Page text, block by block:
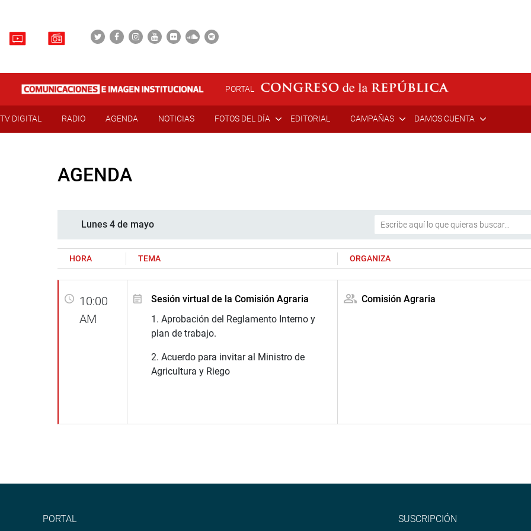
PORTAL
TV DIGITAL RADIO AGENDA NOTICIAS FOTOS DEL DÍA EDITORIAL CAMPAÑAS DAMOS CUENTA
AGENDA
Lunes 4 de mayo
HORA TEMA ORGANIZA
10:00
AM
Sesión virtual de la Comisión Agraria
1. Aprobación del Reglamento Interno y
plan de trabajo.
2. Acuerdo para invitar al Ministro de
Agricultura y Riego
Comisión Agraria
PORTAL SUSCRIPCIÓN